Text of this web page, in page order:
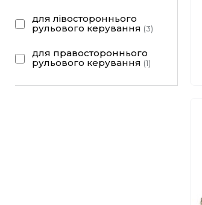
для лівостороннього
рульового керування (3)
для правостороннього
рульового керування (1)